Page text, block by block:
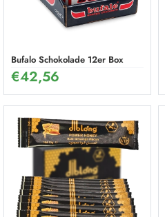
Bufalo Schokolade 12er Box
€42,56